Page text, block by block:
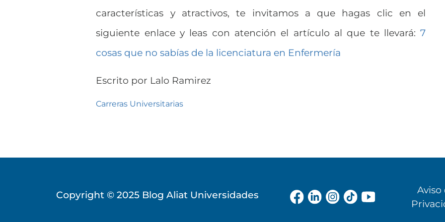
características y atractivos, te invitamos a que hagas clic en el
siguiente enlace y leas con atención el artículo al que te llevará:7
cosas que no sabías de la licenciatura en Enfermería
Escrito por Lalo Ramirez
Carreras Universitarias
Copyright © 2025 Blog Aliat Universidades
Aviso